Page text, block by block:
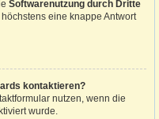
Softwarenutzung durch Dritte
eine knappe Antwort
kontaktieren?
nutzen, wenn die
wurde.